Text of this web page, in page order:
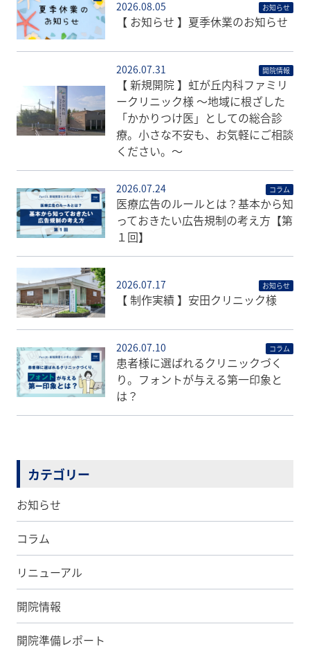
2026.08.05 お知らせ
【 お知らせ 】夏季休業のお知らせ
2026.07.31 開院情報
【 新規開院 】虹が丘内科ファミリ
ークリニック様 〜地域に根ざした
「かかりつけ医」としての総合診
療。小さな不安も、お気軽にご相談
ください。〜
2026.07.24 コラム
医療広告のルールとは？基本から知
っておきたい広告規制の考え方【第
１回】
2026.07.17 お知らせ
【 制作実績 】安田クリニック様
2026.07.10 コラム
患者様に選ばれるクリニックづく
り。フォントが与える第一印象と
は？
カテゴリー
お知らせ
コラム
リニューアル
開院情報
開院準備レポート